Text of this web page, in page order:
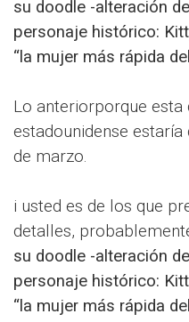
su doodle -alteración
personaje histórico:
“la mujer más rápida
Lo anteriorporque
estadounidense
de marzo.
i usted es de los que
detalles,
su doodle -alteración
personaje histórico:
“la mujer más rápida